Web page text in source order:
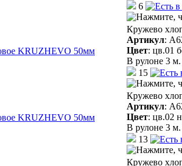
6
Кружево
Артикул:
Цвет: цв.01
В рулоне 3 м.
15
Кружево
Артикул:
Цвет: цв.02
В рулоне 3 м.
13
Кружево